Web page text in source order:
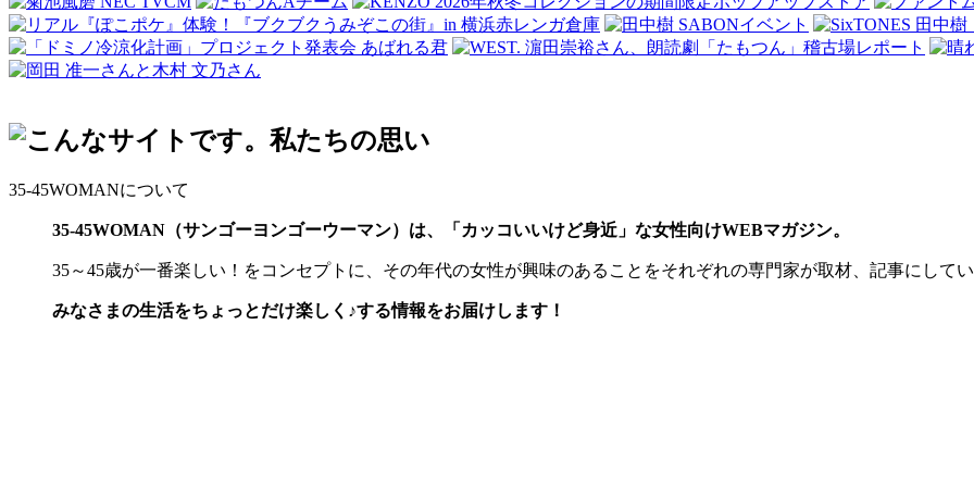
35-45WOMANについて
35-45WOMAN（サンゴーヨンゴーウーマン）は、「カッコいいけど身近」な女性向けWEBマガジン。
35～45歳が一番楽しい！をコンセプトに、その年代の女性が興味のあることをそれぞれの専門家が取材、記事にして
みなさまの生活をちょっとだけ楽しく♪する情報をお届けします！